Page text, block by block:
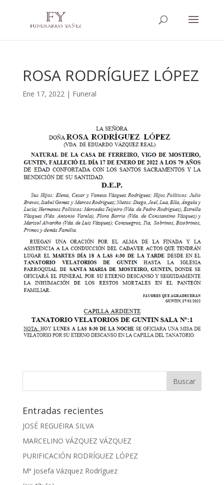
ROSA RODRÍGUEZ LÓPEZ
Ene 17, 2022| Funeral
Entradas recientes
JOSÉ REGUEIRA SILVA
MARCELINO VÁZQUEZ VÁZQUEZ
PURIFICACIÓN RODRÍGUEZ LÓPEZ
Mª Josefa Vázquez Rodríguez